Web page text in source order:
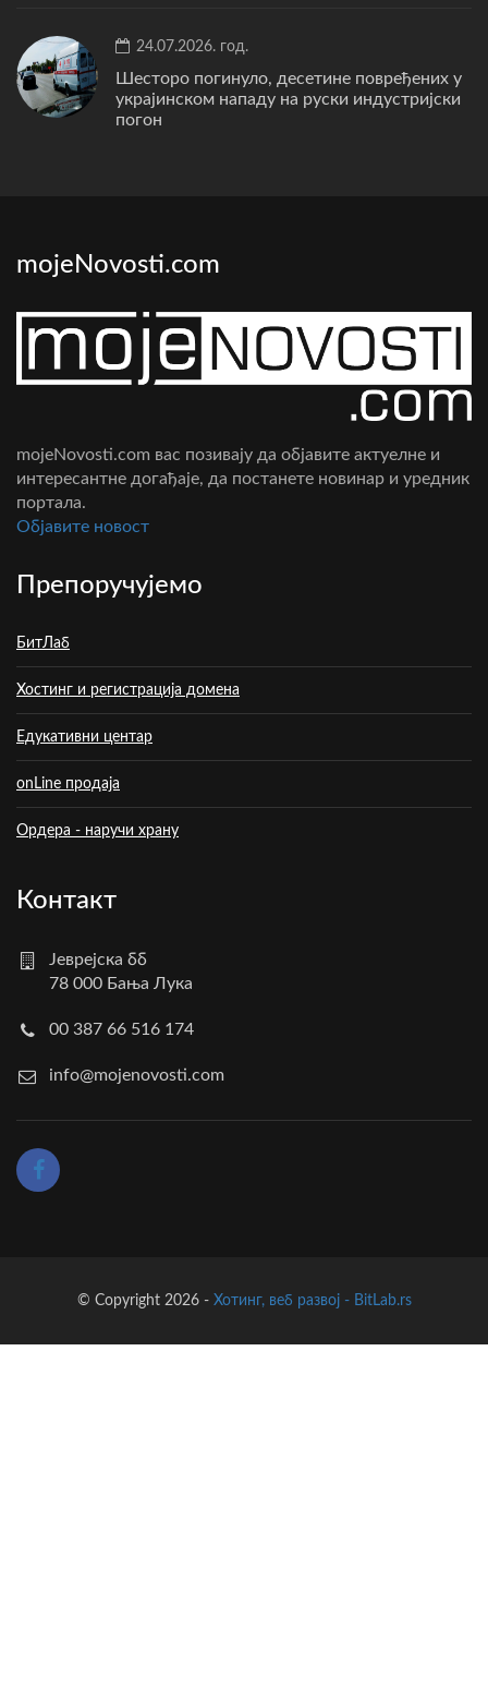
24.07.2026. год.
Шесторо погинуло, десетине повређених у
украјинском нападу на руски индустријски
погон
mojeNovosti.com
mojeNovosti.com вас позивају да објавите актуелне и
интересантне догађаје, да постанете новинар и уредник
портала.
Oбјавите новост
Препоручујемо
БитЛаб
Хостинг и регистрација домена
Едукативни центар
onLine продаја
Ордера - наручи храну
Контакт
Јеврејска бб
78 000 Бања Лука
00 387 66 516 174
info@mojenovosti.com
© Copyright 2026 - Хотинг, веб развој - BitLab.rs